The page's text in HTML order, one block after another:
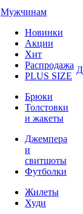
Мужчинам
Новинки
Акции
Хит
Распродажа
PLUS SIZE
Брюки
Толстовки
и жакеты
Джемпера
и
свитшоты
Футболки
Жилеты
Худи